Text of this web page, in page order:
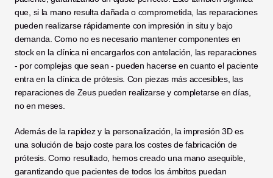
que, si la mano resulta dañada o comprometida, las reparaciones
pueden realizarse rápidamente con impresión in situ y bajo
demanda. Como no es necesario mantener componentes en
stock en la clínica ni encargarlos con antelación, las reparaciones
- por complejas que sean - pueden hacerse en cuanto el paciente
entra en la clínica de prótesis. Con piezas más accesibles, las
reparaciones de Zeus pueden realizarse y completarse en días,
no en meses.
Además de la rapidez y la personalización, la impresión 3D es
una solución de bajo coste para los costes de fabricación de
prótesis. Como resultado, hemos creado una mano asequible,
garantizando que pacientes de todos los ámbitos puedan